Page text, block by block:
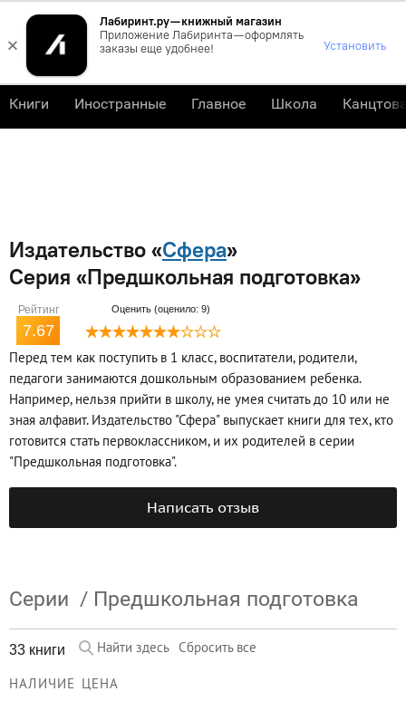
×
Лабиринт.ру — книжный магазин
Приложение Лабиринта — оформлять
заказы еще удобнее!
Установить
Издательство «Сфера»
Серия «Предшкольная подготовка»
Рейтинг
7.67
Оценить (оценило: 9)
Перед тем как поступить в 1 класс, воспитатели, родители,
педагоги занимаются дошкольным образованием ребенка.
Например, нельзя прийти в школу, не умея считать до 10 или не
зная алфавит. Издательство "Сфера" выпускает книги для тех, кто
готовится стать первоклассником, и их родителей в серии
"Предшкольная подготовка".
Написать отзыв
Серии / Предшкольная подготовка
33 книги Найти здесь Сбросить все
НАЛИЧИЕ ЦЕНА
Книги Иностранные Главное Школа